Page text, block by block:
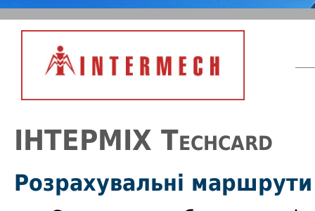
ІНТЕРМІХ Techcard
Розрахувальні